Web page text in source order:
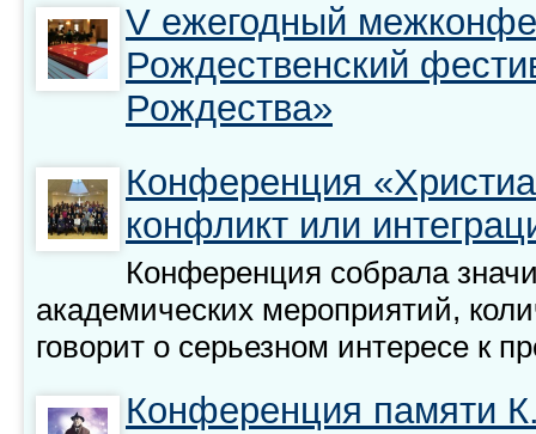
V ежегодный
Рождественский
Рождества»
Конференция
конфликт или
Конференция собрала
академических мероприятий,
говорит о серьезном интересе к
Конференция памяти